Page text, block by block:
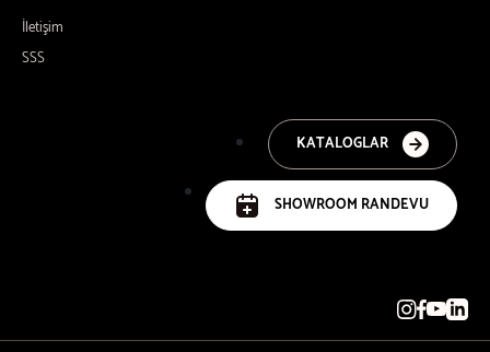
İletişim
SSS
KATALOGLAR
SHOWROOM RANDEVU